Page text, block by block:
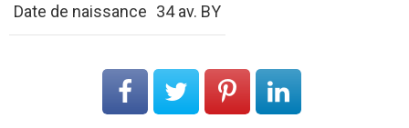
Date de naissance 34 av. BY